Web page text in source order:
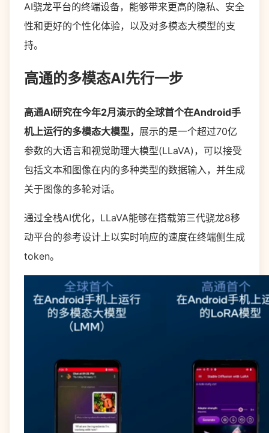
AI骁龙平台的终端设备，能够带来更高的隐私、安全
性和更好的个性化体验，以及对多模态大模型的支
持。
高通的多模态AI先行一步
高通AI研究在今年2月演示的全球首个在Android手
机上运行的多模态大模型， 展示的是一个超过70亿
参数的大语言和视觉助理大模型(LLaVA)，可以接受
包括文本和图像在内的多种类型的数据输入，并生成
关于图像的多轮对话。
通过全栈AI优化，LLaVA能够在搭载第三代骁龙8移
动平台的参考设计上以实时响应的速度在终端侧生成
token。